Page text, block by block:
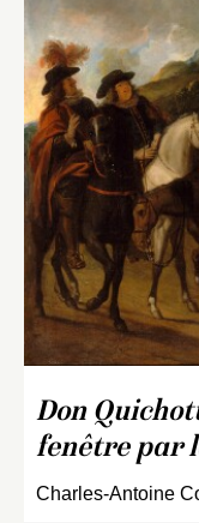
Don
fenêtre par
Charles-Antoine